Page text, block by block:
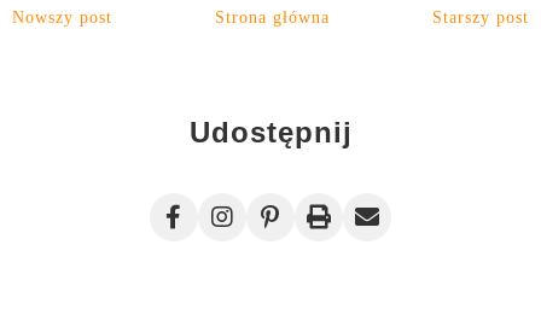
Nowszy post Starszy post
Strona główna
Udostępnij